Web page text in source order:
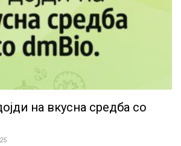
на вкусна средба со